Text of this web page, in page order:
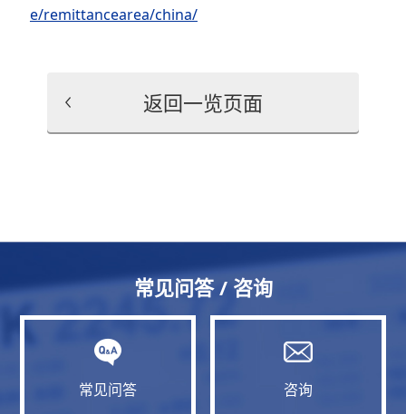
e/remittancearea/china/
返回一览页面
常见问答 / 咨询
常见问答 咨询